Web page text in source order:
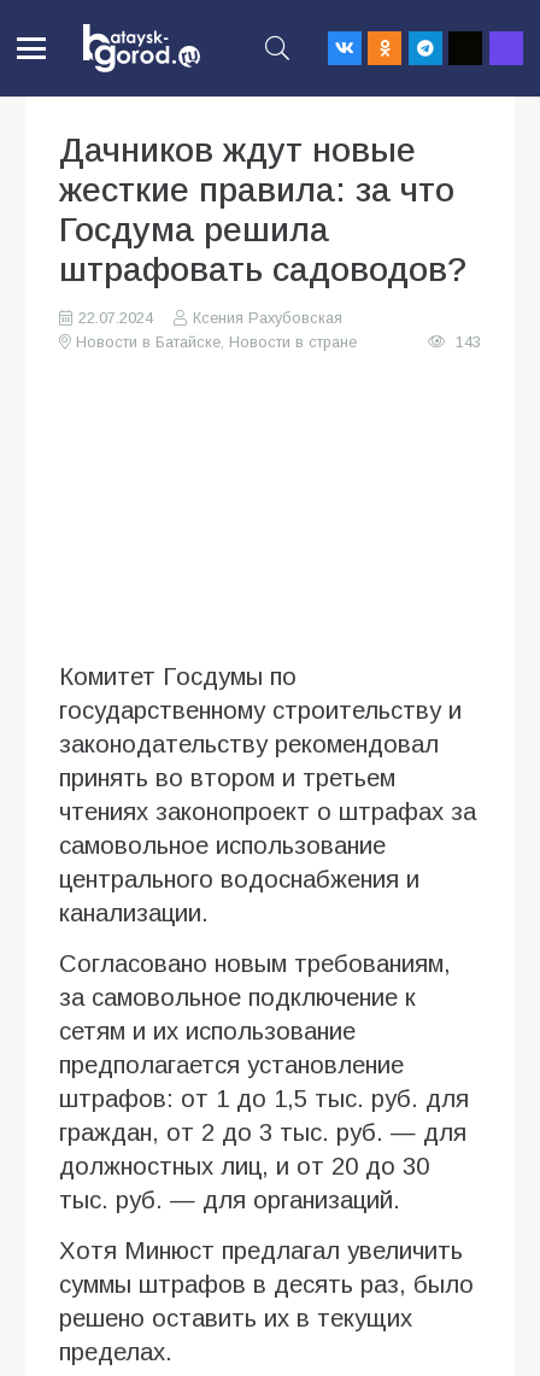
Дачников ждут новые
жесткие правила: за что
Госдума решила
штрафовать садоводов?
22.07.2024
Ксения Рахубовская
Новости в Батайске, Новости в стране 143
Комитет Госдумы по
государственному строительству и
законодательству рекомендовал
принять во втором и третьем
чтениях законопроект о штрафах за
самовольное использование
центрального водоснабжения и
канализации.
Согласовано новым требованиям,
за самовольное подключение к
сетям и их использование
предполагается установление
штрафов: от 1 до 1,5 тыс. руб. для
граждан, от 2 до 3 тыс. руб. — для
должностных лиц, и от 20 до 30
тыс. руб. — для организаций.
Хотя Минюст предлагал увеличить
суммы штрафов в десять раз, было
решено оставить их в текущих
пределах.